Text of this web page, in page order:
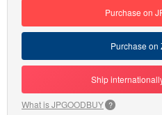
Purchase on
Purchase on
Ship
What is JPGOODBUY ?